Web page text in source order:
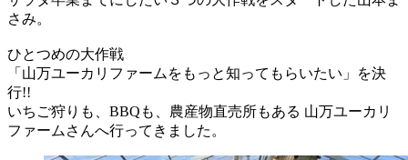
さみ。
ひとつめの大作戦
「山万ユーカリファームをもっと知ってもらいたい」を決
行!!
いちご狩りも、BBQも、農産物直売所もある 山万ユーカリ
ファームさんへ行ってきました。